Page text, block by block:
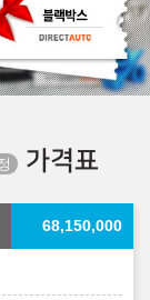
가격표
68,150,000